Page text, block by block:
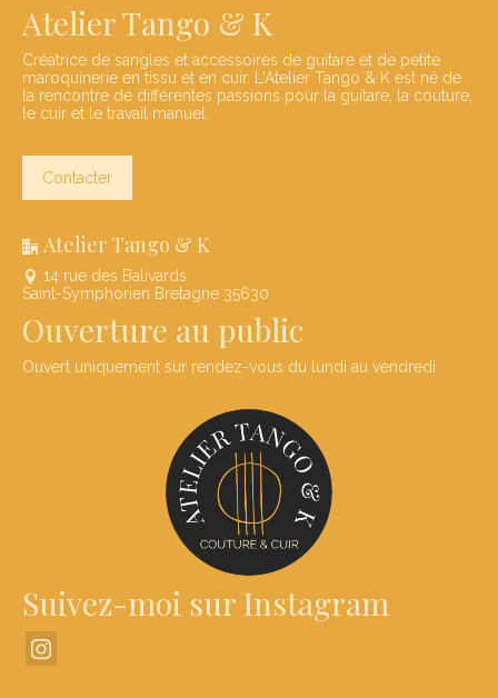
Atelier Tango & K
Créatrice de sangles et accessoires de guitare et de petite
maroquinerie en tissu et en cuir. L'Atelier Tango & K est né de
la rencontre de différentes passions pour la guitare, la couture,
le cuir et le travail manuel.
Contacter
Atelier Tango & K
14 rue des Balivards
Saint-Symphorien Bretagne 35630
Ouverture au public
Ouvert uniquement sur rendez-vous du lundi au vendredi
Suivez-moi sur Instagram